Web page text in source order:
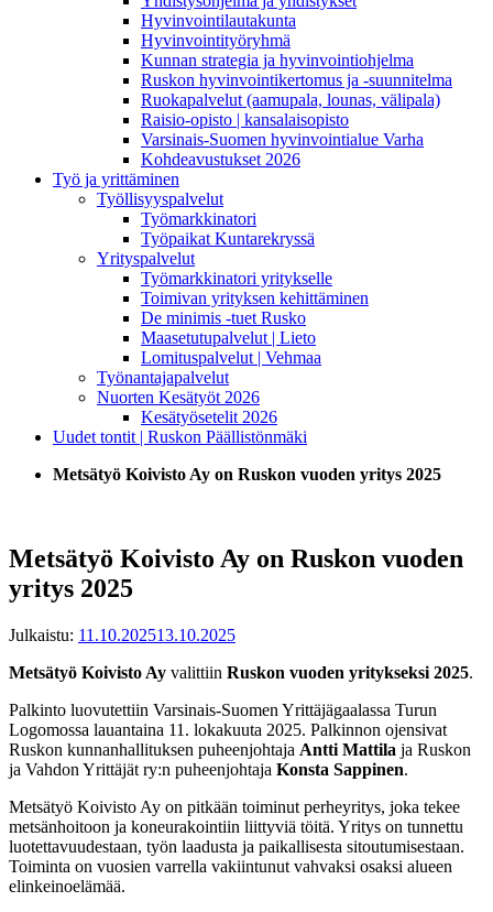
Hyvinvointilautakunta
Hyvinvointityöryhmä
Kunnan strategia ja hyvinvointiohjelma
Ruskon hyvinvointikertomus ja -suunnitelma
Ruokapalvelut (aamupala, lounas, välipala)
Raisio-opisto | kansalaisopisto
Varsinais-Suomen hyvinvointialue Varha
Kohdeavustukset 2026
Työ ja yrittäminen
Työllisyyspalvelut
Työmarkkinatori
Työpaikat Kuntarekryssä
Yrityspalvelut
Työmarkkinatori yritykselle
Toimivan yrityksen kehittäminen
De minimis -tuet Rusko
Maasetutupalvelut | Lieto
Lomituspalvelut | Vehmaa
Työnantajapalvelut
Nuorten Kesätyöt 2026
Kesätyösetelit 2026
Uudet tontit | Ruskon Päällistönmäki
Metsätyö Koivisto Ay on Ruskon vuoden yritys 2025
Metsätyö Koivisto Ay on Ruskon vuoden
yritys 2025
Julkaistu: 11.10.202513.10.2025
Metsätyö Koivisto Ay valittiin Ruskon vuoden yritykseksi 2025.
Palkinto luovutettiin Varsinais-Suomen Yrittäjägaalassa Turun
Logomossa lauantaina 11. lokakuuta 2025. Palkinnon ojensivat
Ruskon kunnanhallituksen puheenjohtaja Antti Mattila ja Ruskon
ja Vahdon Yrittäjät ry:n puheenjohtaja Konsta Sappinen.
Metsätyö Koivisto Ay on pitkään toiminut perheyritys, joka tekee
metsänhoitoon ja koneurakointiin liittyviä töitä. Yritys on tunnettu
luotettavuudestaan, työn laadusta ja paikallisesta sitoutumisestaan.
Toiminta on vuosien varrella vakiintunut vahvaksi osaksi alueen
elinkeinoelämää.